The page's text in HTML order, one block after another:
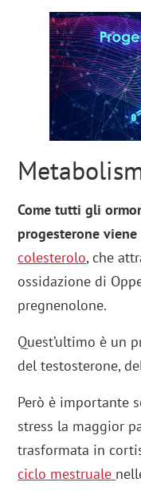
Come tutti gli
progesterone
colesterolo, che
ossidazione di
pregnenolone.
Quest’ultimo è un
del testosterone,
Però è importante
stress la maggior
trasformata in
ciclo mestruale